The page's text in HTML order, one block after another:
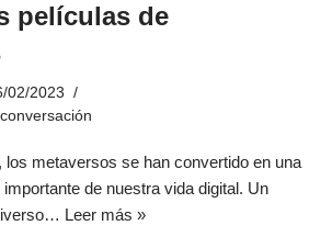
películas de
02/2023
los metaversos se han convertido en una
de nuestra vida digital. Un
Leer más »